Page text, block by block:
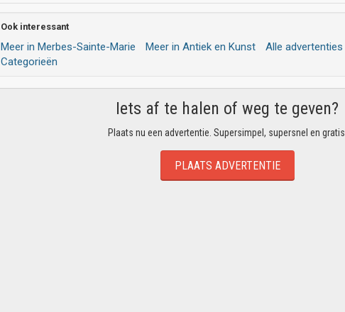
Ook interessant
Meer in Merbes-Sainte-Marie Meer in Antiek en Kunst Alle advertenties
Categorieën
Iets af te halen of weg te geven?
Plaats nu een advertentie. Supersimpel, supersnel en gratis.
PLAATS ADVERTENTIE